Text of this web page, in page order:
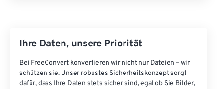
Ihre Daten, unsere Priorität
Bei FreeConvert konvertieren wir nicht nur Dateien – wir
schützen sie. Unser robustes Sicherheitskonzept sorgt
dafür, dass Ihre Daten stets sicher sind, egal ob Sie Bilder,